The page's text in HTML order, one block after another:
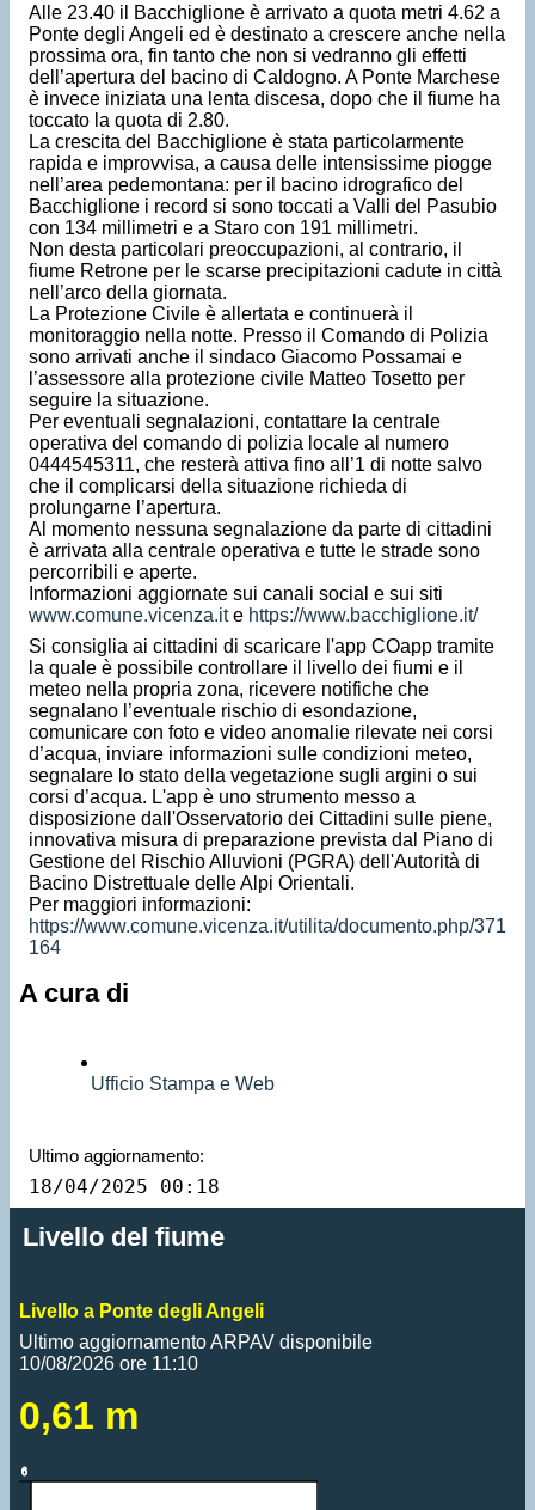
Alle 23.40 il Bacchiglione è arrivato a quota metri 4.62 a
Ponte degli Angeli ed è destinato a crescere anche nella
prossima ora, fin tanto che non si vedranno gli effetti
dell’apertura del bacino di Caldogno. A Ponte Marchese
è invece iniziata una lenta discesa, dopo che il fiume ha
toccato la quota di 2.80.
La crescita del Bacchiglione è stata particolarmente
rapida e improvvisa, a causa delle intensissime piogge
nell’area pedemontana: per il bacino idrografico del
Bacchiglione i record si sono toccati a Valli del Pasubio
con 134 millimetri e a Staro con 191 millimetri.
Non desta particolari preoccupazioni, al contrario, il
fiume Retrone per le scarse precipitazioni cadute in città
nell’arco della giornata.
La Protezione Civile è allertata e continuerà il
monitoraggio nella notte. Presso il Comando di Polizia
sono arrivati anche il sindaco Giacomo Possamai e
l’assessore alla protezione civile Matteo Tosetto per
seguire la situazione.
Per eventuali segnalazioni, contattare la centrale
operativa del comando di polizia locale al numero
0444545311, che resterà attiva fino all’1 di notte salvo
che il complicarsi della situazione richieda di
prolungarne l’apertura.
Al momento nessuna segnalazione da parte di cittadini
è arrivata alla centrale operativa e tutte le strade sono
percorribili e aperte.
Informazioni aggiornate sui canali social e sui siti
www.comune.vicenza.ite https://www.bacchiglione.it/
Si consiglia ai cittadini di scaricare l'app COapp tramite
la quale è possibile controllare il livello dei fiumi e il
meteo nella propria zona, ricevere notifiche che
segnalano l’eventuale rischio di esondazione,
comunicare con foto e video anomalie rilevate nei corsi
d’acqua, inviare informazioni sulle condizioni meteo,
segnalare lo stato della vegetazione sugli argini o sui
corsi d’acqua. L'app è uno strumento messo a
disposizione dall'Osservatorio dei Cittadini sulle piene,
innovativa misura di preparazione prevista dal Piano di
Gestione del Rischio Alluvioni (PGRA) dell'Autorità di
Bacino Distrettuale delle Alpi Orientali.
Per maggiori informazioni:
https://www.comune.vicenza.it/utilita/documento.php/371
164
A cura di
Ufficio Stampa e Web
Ultimo aggiornamento:
18/04/2025 00:18
Livello del fiume
Livello a Ponte degli Angeli
Ultimo aggiornamento ARPAV disponibile
10/08/2026 ore 11:10
0,61 m